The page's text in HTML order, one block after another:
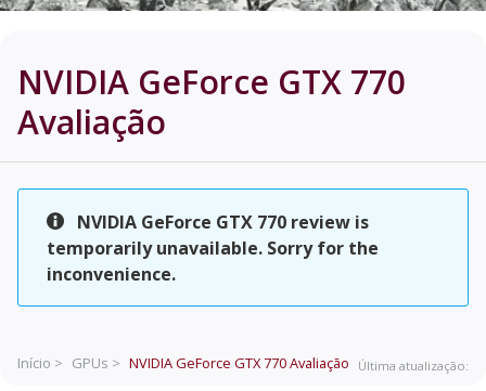
NVIDIA GeForce GTX 770
Avaliação
NVIDIA GeForce GTX 770 review is
temporarily unavailable. Sorry for the
inconvenience.
Início > GPUs > NVIDIA GeForce GTX 770Avaliação Última atualização: